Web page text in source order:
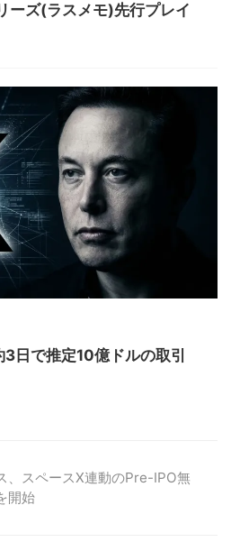
ーズ(ラスメモ)先行プレイ
日で推定10億ドルの取引
、スペースX連動のPre-IPO無
開始